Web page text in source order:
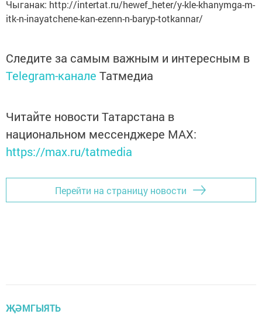
Чыганак: http://intertat.ru/hewef_heter/y-kle-khanymga-m-
itk-n-inayatchene-kan-ezenn-n-baryp-totkannar/
Следите за самым важным и интересным в
Telegram-канале Татмедиа
Читайте новости Татарстана в
национальном мессенджере MАХ:
https://max.ru/tatmedia
Перейти на страницу новости
ҖӘМГЫЯТЬ